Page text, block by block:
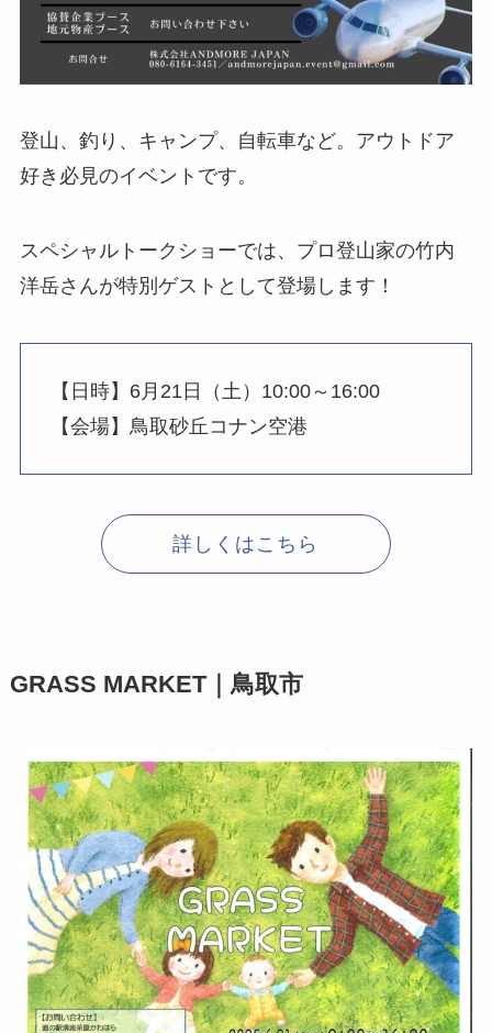
登山、釣り、キャンプ、自転車など。アウトドア
好き必見のイベントです。
スペシャルトークショーでは、プロ登山家の竹内
洋岳さんが特別ゲストとして登場します！
【日時】6月21日（土）10:00～16:00
【会場】鳥取砂丘コナン空港
詳しくはこちら
GRASS MARKET｜鳥取市